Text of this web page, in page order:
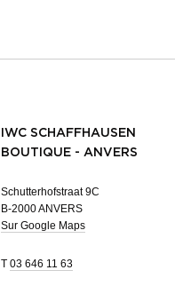
IWC SCHAFFHAUSEN
BOUTIQUE - ANVERS
Schutterhofstraat 9C
B-2000 ANVERS
Sur Google Maps
T 03 646 11 63